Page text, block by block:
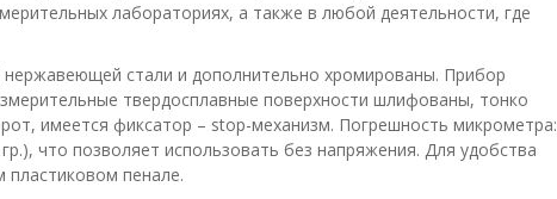
лабораториях, а также в любой деятельности, где
нержавеющей стали и дополнительно хромированы. Прибор
твердосплавные поверхности шлифованы, тонко
имеется фиксатор – stop-механизм. Погрешность микрометра:
что позволяет использовать без напряжения. Для удобства
пенале.